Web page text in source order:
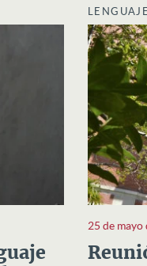
25 de mayo